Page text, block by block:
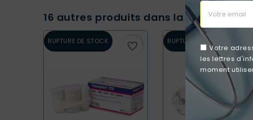
Votre
les lettres
moment
16 autres produits dans la même
RUPTURE DE STOCK favorite_border RUPTURE DE STOCK